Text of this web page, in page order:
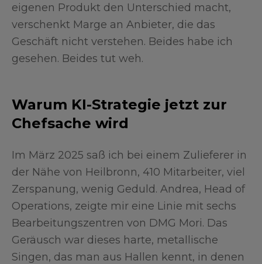
eigenen Produkt den Unterschied macht,
verschenkt Marge an Anbieter, die das
Geschäft nicht verstehen. Beides habe ich
gesehen. Beides tut weh.
Warum KI-Strategie jetzt zur
Chefsache wird
Im März 2025 saß ich bei einem Zulieferer in
der Nähe von Heilbronn, 410 Mitarbeiter, viel
Zerspanung, wenig Geduld. Andrea, Head of
Operations, zeigte mir eine Linie mit sechs
Bearbeitungszentren von DMG Mori. Das
Geräusch war dieses harte, metallische
Singen, das man aus Hallen kennt, in denen